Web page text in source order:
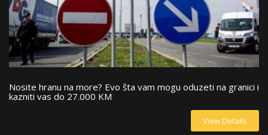
iEvo kako se obogatio Nedeljko Elek: Sve je počelo jednom
prodajom
View Details